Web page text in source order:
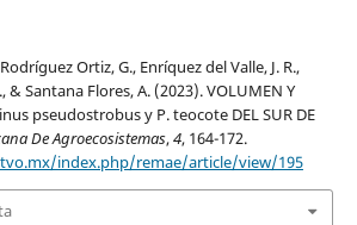
Ortiz, G., Enríquez del Valle, J. R.,
& Santana Flores, A. (2023). VOLUMEN Y
pseudostrobus y P. teocote DEL SUR DE
De Agroecosistemas,4, 164-172.
index.php/remae/article/view/195